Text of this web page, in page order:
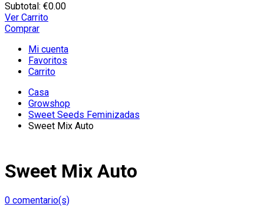
Subtotal: €0.00
Ver Carrito
Comprar
Mi cuenta
Favoritos
Carrito
Casa
Growshop
Sweet Seeds Feminizadas
Sweet Mix Auto
Sweet Mix Auto
0 comentario(s)